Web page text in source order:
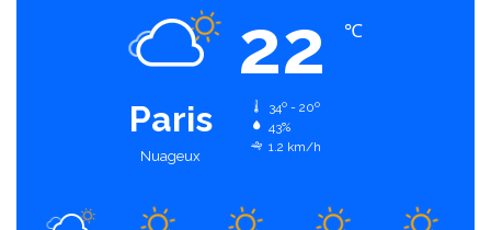
Paris
Nuageux
22 ℃
34º - 20º
43%
1.2 km/h